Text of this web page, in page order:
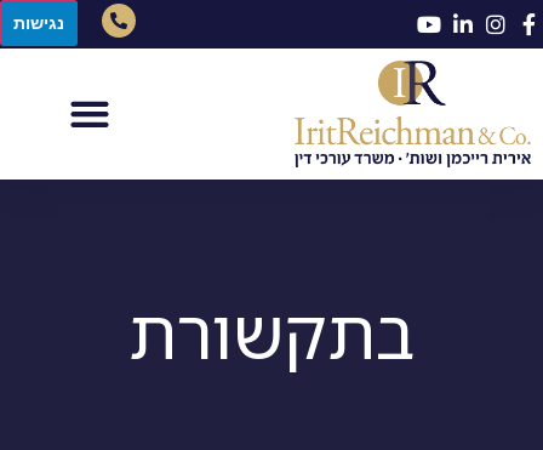
בתקשורת
נגישות